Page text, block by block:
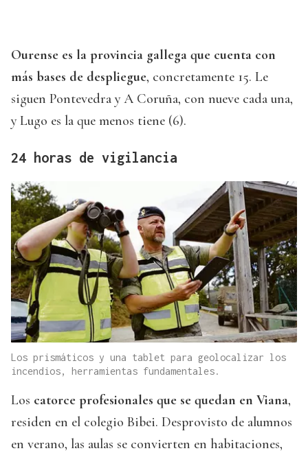
Ourense es la provincia gallega que cuenta con
más bases de despliegue, concretamente 15. Le
siguen Pontevedra y A Coruña, con nueve cada una,
y Lugo es la que menos tiene (6).
24 horas de vigilancia
Los prismáticos y una tablet para geolocalizar los
incendios, herramientas fundamentales.
Los catorce profesionales que se quedan en Viana,
residen en el colegio Bibei. Desprovisto de alumnos
en verano, las aulas se convierten en habitaciones,